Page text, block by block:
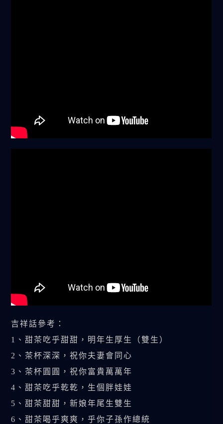
吉祥話參考：
1、甜茶吃乎甜甜，明年生厚生（雙生）
2、茶杯深深，祝你夫妻會同心
3、茶杯圓圓，祝你富貴萬萬年
4、甜茶吃乎乾乾，生個胖娃娃
5、甜茶甜甜，新娘年尾生雙生
6、甜茶喝乎爽爽，乎你子孫作總統